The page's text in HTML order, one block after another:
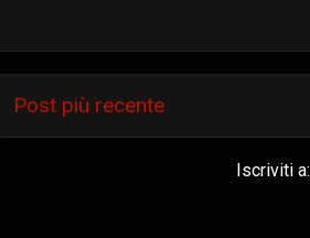
Post più recente
Iscriviti a: